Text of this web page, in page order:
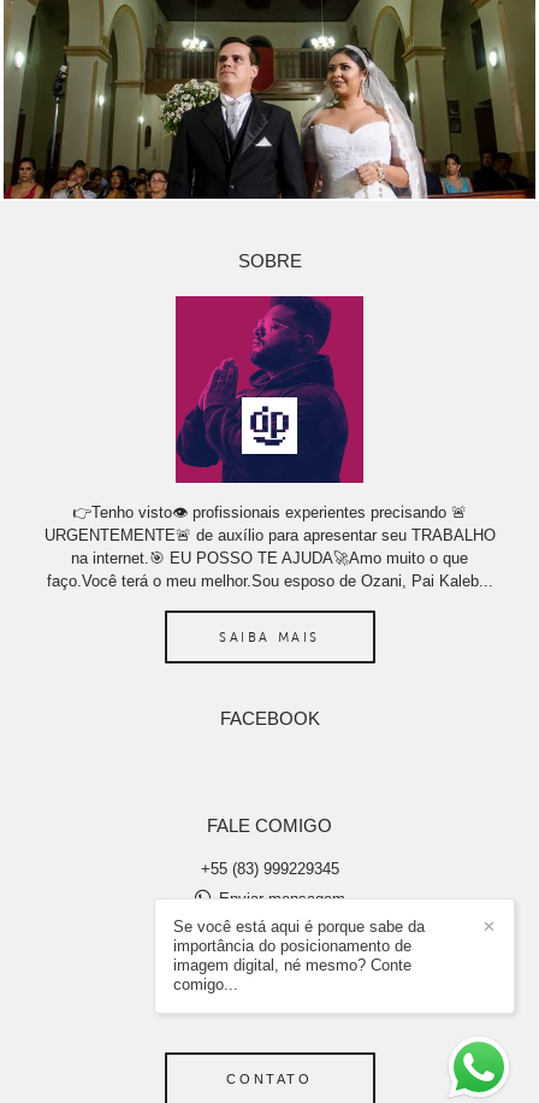
SOBRE
👉Tenho visto👁 profissionais experientes precisando 🚨
URGENTEMENTE🚨 de auxílio para apresentar seu TRABALHO
na internet.🎯 EU POSSO TE AJUDA🚀Amo muito o que
faço.Você terá o meu melhor.Sou esposo de Ozani, Pai Kaleb...
SAIBA MAIS
FACEBOOK
FALE COMIGO
+55 (83) 999229345
Enviar mensagem
abraaosilvaimagens@gmail.com
João Pessoa / PB
CONTATO
✕
Se você está aqui é porque sabe da
importância do posicionamento de
imagem digital, né mesmo? Conte
comigo...